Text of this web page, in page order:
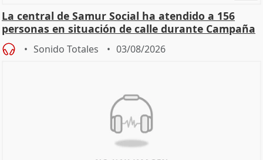
La central de Samur Social ha atendido a 156
personas en situación de calle durante Campaña
de Calor
Sonido Totales 03/08/2026